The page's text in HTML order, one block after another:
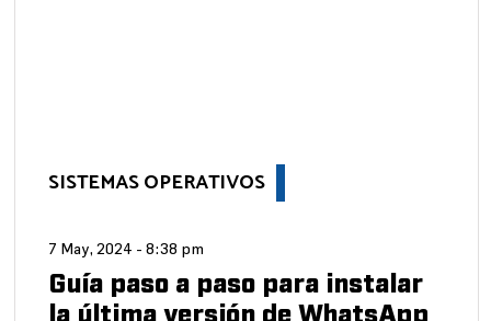
SISTEMAS OPERATIVOS
7 May, 2024 - 8:38 pm
Guía paso a paso para instalar